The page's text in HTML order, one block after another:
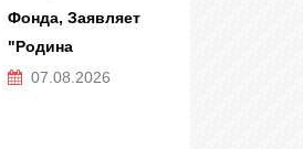
Фонда, Заявляет
"Родина
07.08.2026